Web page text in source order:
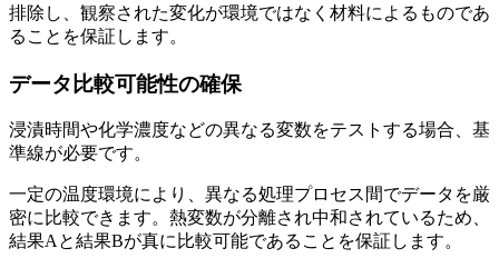
排除し、観察された変化が環境ではなく材料によるものであ
ることを保証します。
データ比較可能性の確保
浸漬時間や化学濃度などの異なる変数をテストする場合、基
準線が必要です。
一定の温度環境により、異なる処理プロセス間でデータを厳
密に比較できます。熱変数が分離され中和されているため、
結果Aと結果Bが真に比較可能であることを保証します。